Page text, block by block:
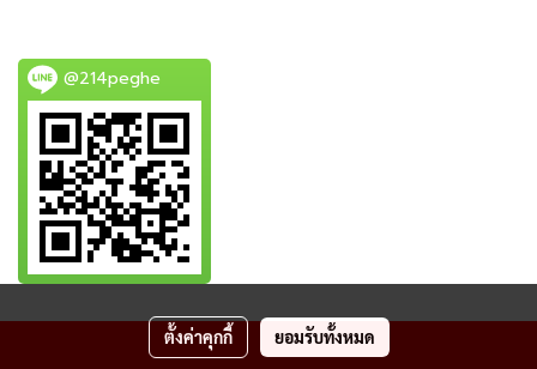
@214peghe
ตั้งค่าคุกกี้ ยอมรับทั้งหมด